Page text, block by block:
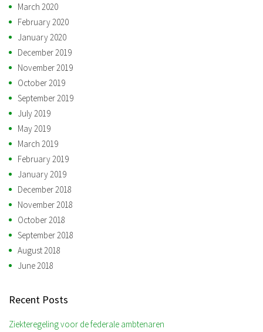
March 2020
February 2020
January 2020
December 2019
November 2019
October 2019
September 2019
July 2019
May 2019
March 2019
February 2019
January 2019
December 2018
November 2018
October 2018
September 2018
August 2018
June 2018
Recent Posts
Ziekteregeling voor de federale ambtenaren